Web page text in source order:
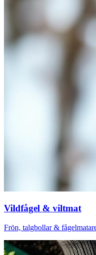
Vildfågel & viltmat
Frön, talgbollar &